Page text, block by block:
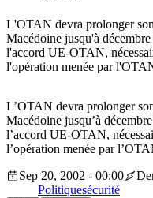
L'OTAN devra prolonger
Macédoine jusqu'à
l'accord UE-OTAN,
l'opération menée par
L’OTAN devra prolonger
Macédoine jusqu’à
l’accord UE-OTAN,
l’opération menée par
Sep 20, 2002 - 00:00
Politiquesécurité